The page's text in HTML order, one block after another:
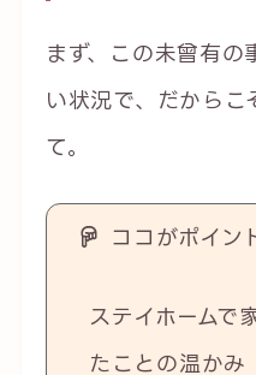
まず、この未曾有の
い状況で、だからこ
て。
ココがポイン
ステイホームで
たことの温かみ